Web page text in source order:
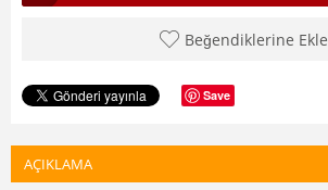
Beğendiklerine Ekle
Save
AÇIKLAMA